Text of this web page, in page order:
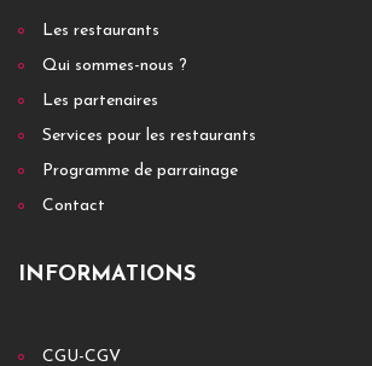
Les restaurants
Qui sommes-nous ?
Les partenaires
Services pour les restaurants
Programme de parrainage
Contact
INFORMATIONS
CGU-CGV